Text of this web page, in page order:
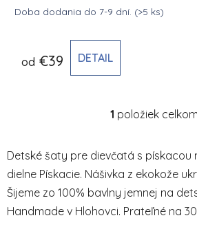
Doba dodania do 7-9 dní. (>5 ks)
od €39 DETAIL
1 položiek celkom
Detské šaty pre dievčatá s pískacou
dielne Pískacie. Nášivka z ekokože
Šijeme zo 100% bavlny jemnej na
Handmade v Hlohovci. Prateľné na